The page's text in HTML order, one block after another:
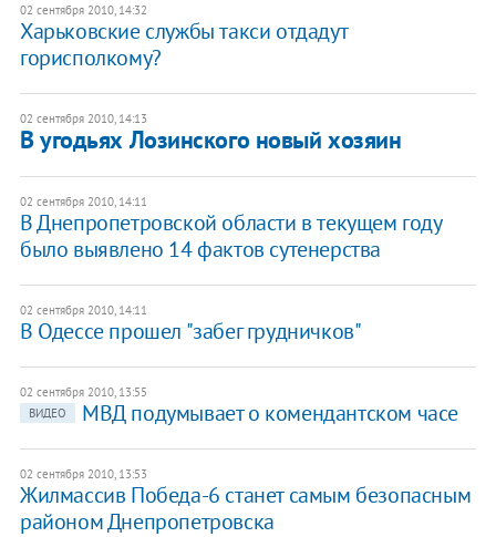
02 сентября 2010, 14:32
Харьковские службы такси отдадут
горисполкому?
02 сентября 2010, 14:13
В угодьях Лозинского новый хозяин
02 сентября 2010, 14:11
В Днепропетровской области в текущем году
было выявлено 14 фактов сутенерства
02 сентября 2010, 14:11
В Одессе прошел "забег грудничков"
02 сентября 2010, 13:55
ВИДЕО
МВД подумывает о комендантском часе
02 сентября 2010, 13:53
Жилмассив Победа-6 станет самым безопасным
районом Днепропетровска